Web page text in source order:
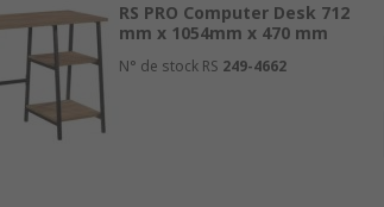
RS PRO Computer Desk 712
mm x 1054mm x 470 mm
N° de stock RS 249-4662